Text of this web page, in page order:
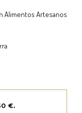
Alimentos Artesanos
€.